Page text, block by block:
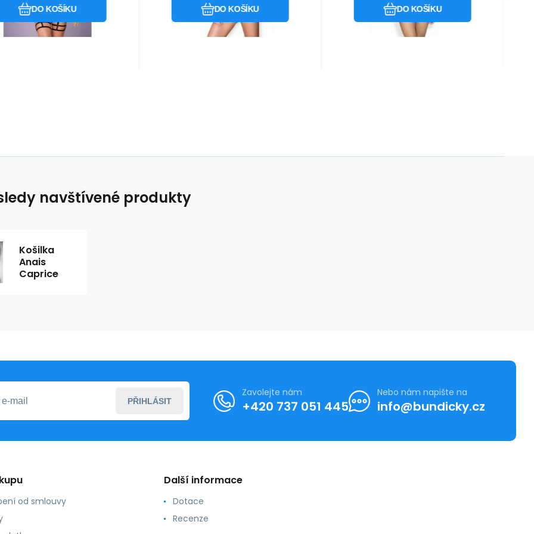
DO KOŠÍKU DO KOŠÍKU DO KOŠÍKU
navštívené produkty
Košilka
Anais
Caprice
PŘIHLÁSIT
Zavolejte nám
+420 737 051 445
Nebo nám napište na
info@bundicky.cz
od smlouvy
Další informace
Dotace
Recenze